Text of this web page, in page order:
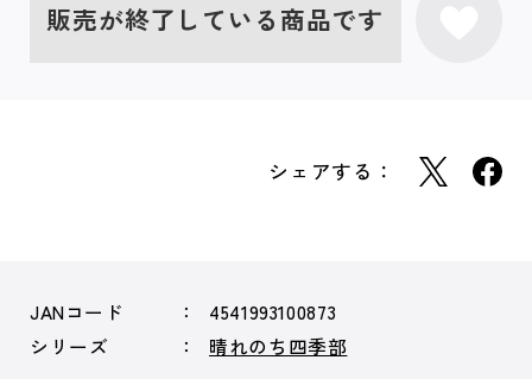
販売が終了している商品です
シェアする：
JANコード
4541993100873
シリーズ
晴れのち四季部